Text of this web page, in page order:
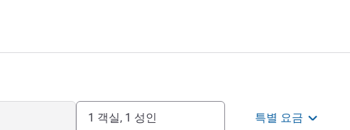
1 객실, 1 성인 특별 요금